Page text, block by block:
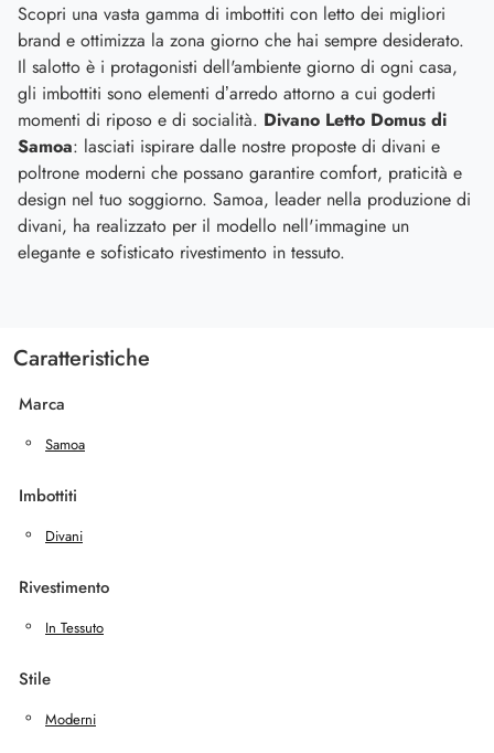
Scopri una vasta gamma di imbottiti con letto dei migliori
brand e ottimizza la zona giorno che hai sempre desiderato.
Il salotto è i protagonisti dell'ambiente giorno di ogni casa,
gli imbottiti sono elementi d’arredo attorno a cui goderti
momenti di riposo e di socialità. Divano Letto Domus di
Samoa: lasciati ispirare dalle nostre proposte di divani e
poltrone moderni che possano garantire comfort, praticità e
design nel tuo soggiorno. Samoa, leader nella produzione di
divani, ha realizzato per il modello nell'immagine un
elegante e sofisticato rivestimento in tessuto.
Caratteristiche
Marca
Samoa
Imbottiti
Divani
Rivestimento
In Tessuto
Stile
Moderni